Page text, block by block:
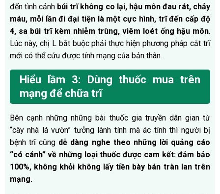
đến tình cảnh búi trĩ không co lại, hậu môn đau rát, chảy
máu, mỗi lần đi đại tiện là một cực hình, trĩ đến cấp độ
4, sa búi trĩ kèm nhiễm trùng, viêm loét ống hậu môn.
Lúc này, chị L bắt buộc phải thực hiện phương pháp cắt trĩ
mới có thể cứu được tính mạng của bản thân.
Hiểu lầm 3: Dùng thuốc mua trên
mạng để chữa trĩ
Bên cạnh những những bài thuốc gia truyền dân gian từ
“cây nhà lá vườn” tưởng lành tính mà ác tính thì người bị
bệnh trĩ cũng dễ dàng nghe theo những lời quảng cáo
“có cánh” về những loại thuốc được cam kết: đảm bảo
100%, không khỏi không lấy tiền bày bán tràn lan trên
mạng.